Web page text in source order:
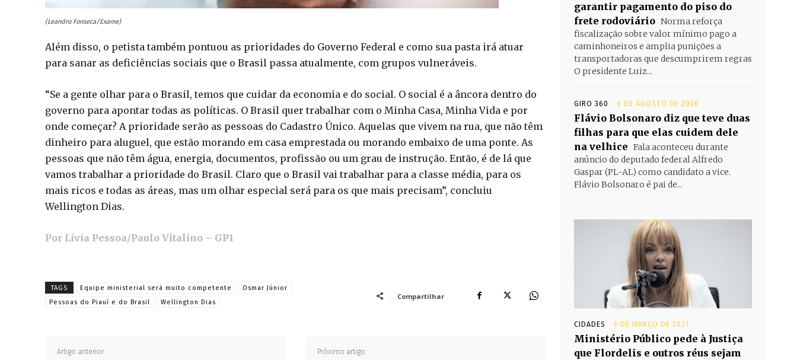
(Leandro Fonseca/Exame)
Além disso, o petista também pontuou as prioridades do Governo Federal e como sua pasta irá atuar
para sanar as deficiências sociais que o Brasil passa atualmente, com grupos vulneráveis.
“Se a gente olhar para o Brasil, temos que cuidar da economia e do social. O social é a âncora dentro do
governo para apontar todas as políticas. O Brasil quer trabalhar com o Minha Casa, Minha Vida e por
onde começar? A prioridade serão as pessoas do Cadastro Único. Aquelas que vivem na rua, que não têm
dinheiro para aluguel, que estão morando em casa emprestada ou morando embaixo de uma ponte. As
pessoas que não têm água, energia, documentos, profissão ou um grau de instrução. Então, é de lá que
vamos trabalhar a prioridade do Brasil. Claro que o Brasil vai trabalhar para a classe média, para os
mais ricos e todas as áreas, mas um olhar especial será para os que mais precisam”, concluiu
Wellington Dias.
Por Lívia Pessoa/Paulo Vitalino – GP1
TAGS Equipe ministerial será muito competente
Osmar Júnior
Pessoas do Piauí e do Brasil
Wellington Dias
Compartilhar
Artigo anterior Próximo artigo
garantir pagamento do piso do
frete rodoviário Norma reforça
fiscalização sobre valor mínimo pago a
caminhoneiros e amplia punições a
transportadoras que descumprirem regras
O presidente Luiz...
GIRO 360 6 DE AGOSTO DE 2026
Flávio Bolsonaro diz que teve duas
filhas para que elas cuidem dele
na velhice Fala aconteceu durante
anúncio do deputado federal Alfredo
Gaspar (PL-AL) como candidato a vice.
Flávio Bolsonaro é pai de...
CIDADES 5 DE MARÇO DE 2021
Ministério Público pede à Justiça
que Flordelis e outros réus sejam